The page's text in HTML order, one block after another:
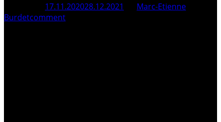
17.11.202028.12.2021
Marc-Etienne
Burdetcomment